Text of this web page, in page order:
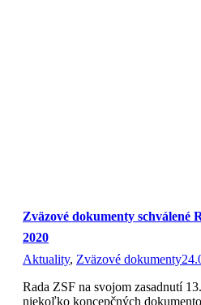
Zväzové dokumenty schválené
2020
Aktuality, Zväzové dokumenty
Rada ZSF na svojom zasadnutí
niekoľko koncepčných